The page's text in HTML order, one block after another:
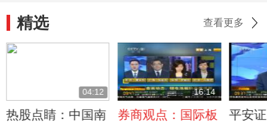
精选 查看更多
04:12
热股点睛：中国南
16:14
券商观点：国际板
平安